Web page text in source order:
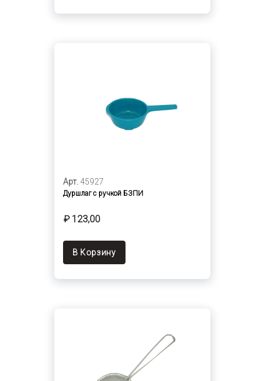
Арт. 45927
Дуршлаг с ручкой БЗПИ
₽ 123,00
В Корзину